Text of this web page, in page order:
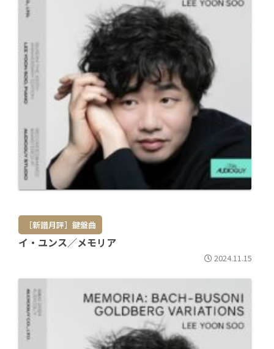
［新譜月評］鍵盤曲
イ・ユンス／メモリア
2024.11.15